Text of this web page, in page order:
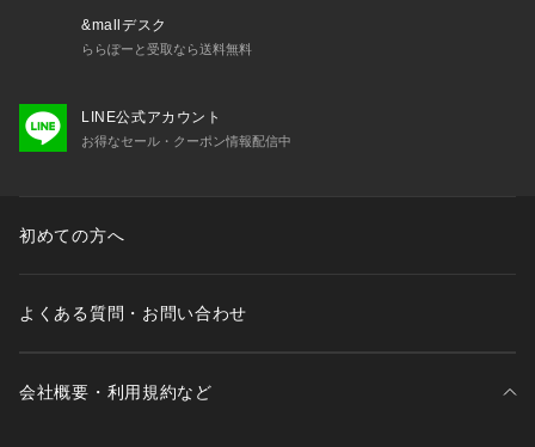
※商品の色味は、商品単体の画像をご確認ください
などのお直しにつきましては、トゥモローランド メンズ商品
取り扱い店舗や最寄りのリペアショップ等にご相談ください。
店舗にお問い合わせの際は、下記の商品番号をお申し付けくだ
&mallデスク
ららぽーと受取なら送料無料
LINE公式アカウント
お得なセール・クーポン情報配信中
初めての方へ
よくある質問・お問い合わせ
会社概要・利用規約など